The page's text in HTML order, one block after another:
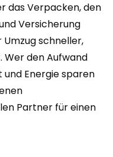
das Verpacken, den
Versicherung
schneller,
den Aufwand
und Energie sparen
Partner für einen